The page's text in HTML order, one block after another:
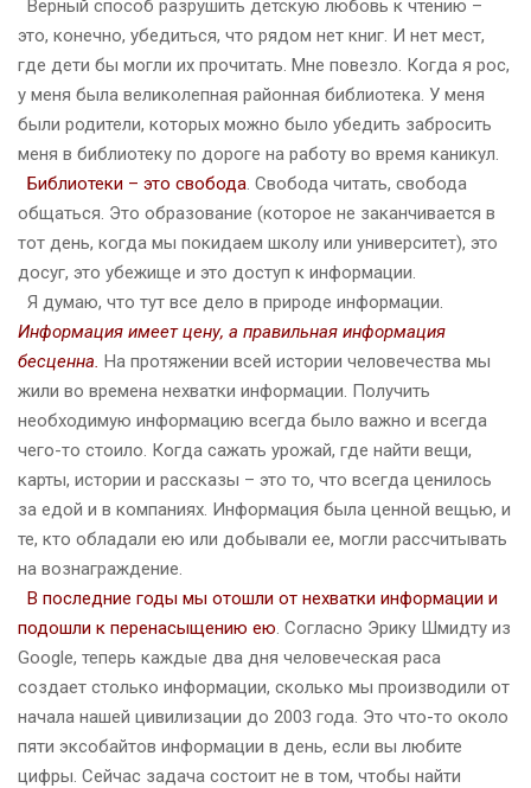
Верный способ разрушить детскую любовь к чтению –
это, конечно, убедиться, что рядом нет книг. И нет мест,
где дети бы могли их прочитать. Мне повезло. Когда я рос,
у меня была великолепная районная библиотека. У меня
были родители, которых можно было убедить забросить
меня в библиотеку по дороге на работу во время каникул.
Библиотеки – это свобода. Свобода читать, свобода
общаться. Это образование (которое не заканчивается в
тот день, когда мы покидаем школу или университет), это
досуг, это убежище и это доступ к информации.
Я думаю, что тут все дело в природе информации.
Информация имеет цену, а правильная информация
бесценна. На протяжении всей истории человечества мы
жили во времена нехватки информации. Получить
необходимую информацию всегда было важно и всегда
чего-то стоило. Когда сажать урожай, где найти вещи,
карты, истории и рассказы – это то, что всегда ценилось
за едой и в компаниях. Информация была ценной вещью, и
те, кто обладали ею или добывали ее, могли рассчитывать
на вознаграждение.
В последние годы мы отошли от нехватки информации и
подошли к перенасыщению ею. Согласно Эрику Шмидту из
Google, теперь каждые два дня человеческая раса
создает столько информации, сколько мы производили от
начала нашей цивилизации до 2003 года. Это что-то около
пяти эксобайтов информации в день, если вы любите
цифры. Сейчас задача состоит не в том, чтобы найти